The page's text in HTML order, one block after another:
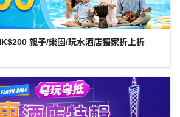
全球避暑度假激減 HK$200 親子/樂園/玩水酒店獨家折上折